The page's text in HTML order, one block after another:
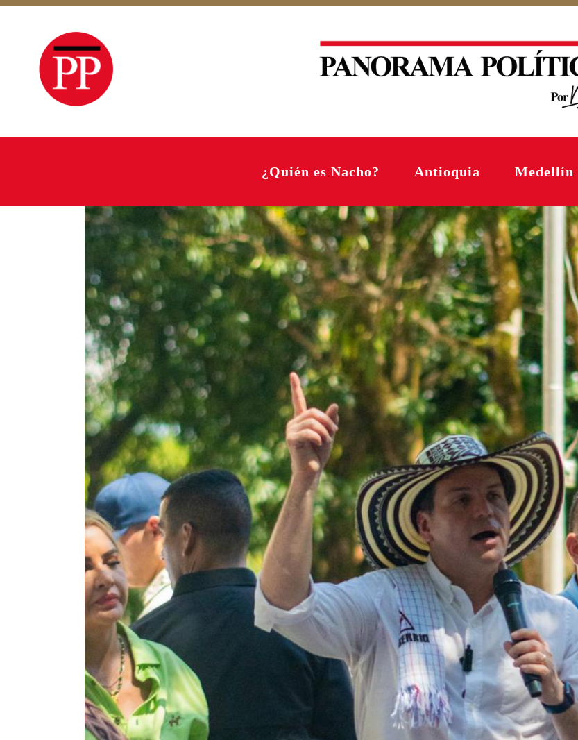
¿Quién es Nacho? Antioquia Medellín